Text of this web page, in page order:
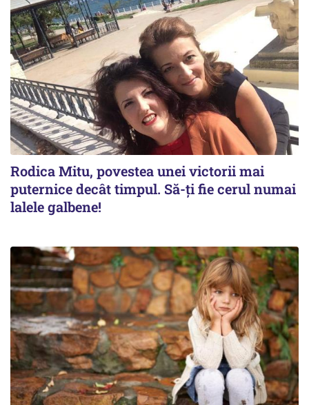
Rodica Mitu, povestea unei victorii mai
puternice decât timpul. Să-ți fie cerul numai
lalele galbene!